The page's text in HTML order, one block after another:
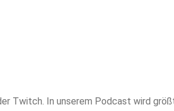
Twitch. In unserem Podcast wird